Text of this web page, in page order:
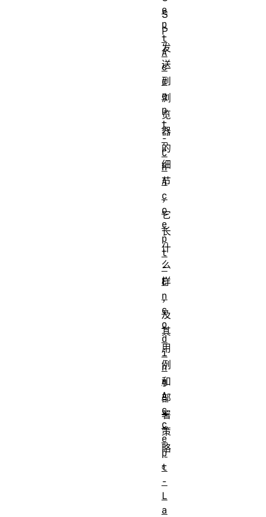
S
P
发
送
到
浏
览
器
的
细
节
，
它
长
什
么
样
，
及
其
用
例
和
部
署
策
略
。
标
头
e
p
t
A
c
c
e
p
t
-
C
H
A
c
c
e
p
t
-
E
n
c
o
d
i
n
g
A
c
c
e
p
t
-
L
a